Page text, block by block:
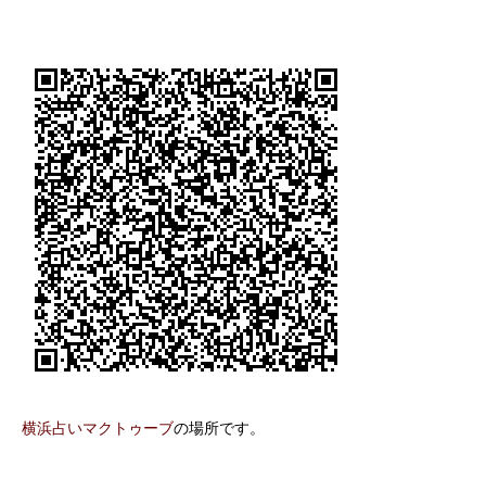
横浜占いマクトゥーブの場所です。